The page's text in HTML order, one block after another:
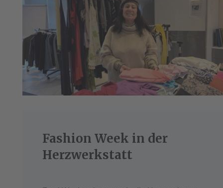
Fashion Week in der
Herzwerkstatt